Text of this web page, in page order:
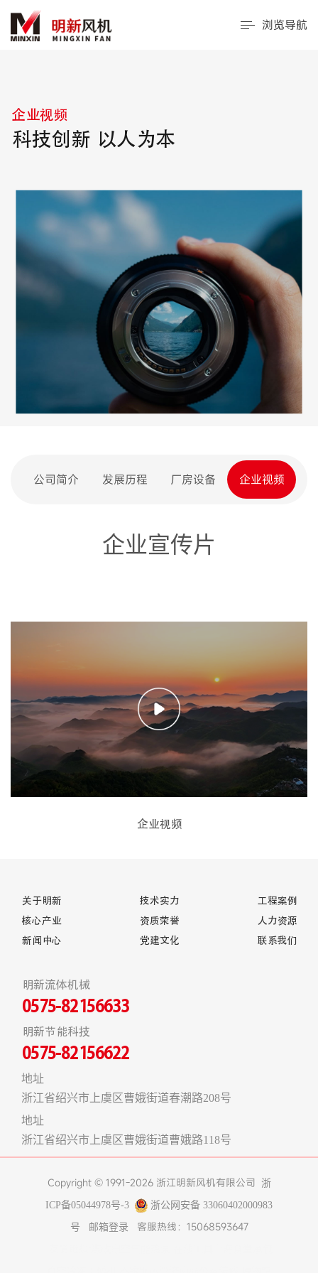
浏览导航
企业视频
科技创新 以人为本
公司简介 发展历程 厂房设备 企业视频
企业宣传片
企业视频
关于明新
核心产业
新闻中心
技术实力
资质荣誉
党建文化
工程案例
人力资源
联系我们
明新流体机械
0575-82156633
明新节能科技
0575-82156622
地址
浙江省绍兴市上虞区曹娥街道春潮路208号
地址
浙江省绍兴市上虞区曹娥街道曹娥路118号
Copyright © 1991-2026 浙江明新风机有限公司 浙
ICP备05044978号-3 浙公网安备 33060402000983
号 邮箱登录
客服热线：15068593647